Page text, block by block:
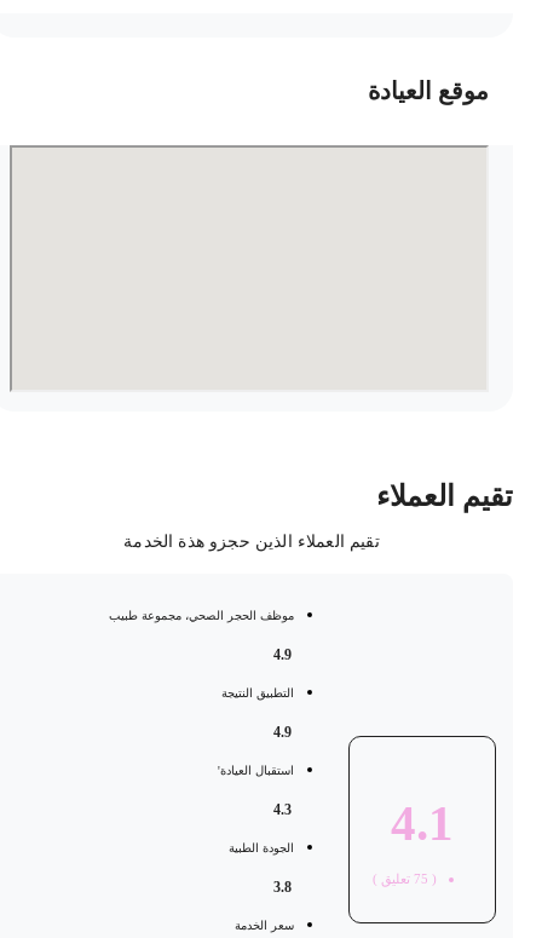
موقع العيادة
العملاء
تقيم العملاء الذين حجزو هذة الخدمة
4.1
75 تعليق )
موظف الحجر الصحي، مجموعة طبيب
التطبيق النتيجة
استقبال العيادة'
الجودة الطبية
سعر الخدمة